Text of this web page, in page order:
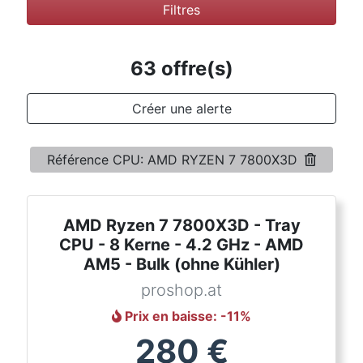
Soutenez-nous
Conditions
Filtres
63 offre(s)
Créer une alerte
Référence CPU: AMD RYZEN 7 7800X3D
AMD Ryzen 7 7800X3D - Tray
CPU - 8 Kerne - 4.2 GHz - AMD
AM5 - Bulk (ohne Kühler)
proshop.at
Prix en baisse: -11%
280 €